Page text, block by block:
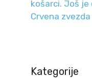
košarci. Još je
Crvena
Kategorije